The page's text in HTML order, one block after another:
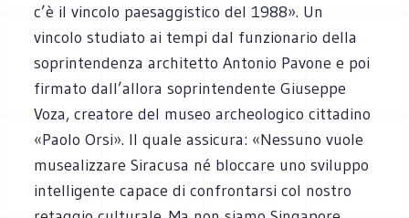
c’è il vincolo paesaggistico del 1988». Un
vincolo studiato ai tempi dal funzionario della
soprintendenza architetto Antonio Pavone e poi
firmato dall’allora soprintendente Giuseppe
Voza, creatore del museo archeologico cittadino
«Paolo Orsi». Il quale assicura: «Nessuno vuole
musealizzare Siracusa né bloccare uno sviluppo
intelligente capace di confrontarsi col nostro